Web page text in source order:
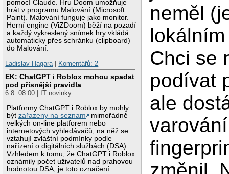
pomocí Claude. Hru Doom umožňuje
hrát v programu Malování (Microsoft
Paint). Malování funguje jako monitor.
Herní engine (ViZDoom) běží na pozadí
a každý vykreslený snímek hry vkládá
automaticky přes schránku (clipboard)
do Malování.
Ladislav Hagara
Komentářů: 2
EK: ChatGPT i Roblox mohou spadat
pod přísnější pravidla
6.8. 08:00 | IT novinky
Platformy ChatGPT i Roblox by mohly
býtzařazeny na seznam
mimořádně
velkých on-line platforem nebo
internetových vyhledávačů, na něž se
vztahují zvláštní podmínky podle
nařízení o digitálních službách (DSA).
Vzhledem k tomu, že ChatGPT i Roblox
oznámily počet uživatelů nad prahovou
hodnotou DSA, je toto označení
neměl
Chci se
podívat
ale